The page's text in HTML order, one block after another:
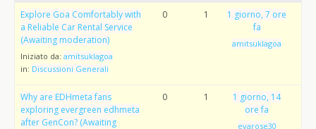
Explore Goa Comfortably with
a Reliable Car Rental Service
(Awaiting moderation)
Iniziato da: amitsuklagoa
in: Discussioni Generali
0 1
1 giorno, 7 ore
fa
amitsuklagoa
Why are EDHmeta fans
exploring evergreen edhmeta
after GenCon? (Awaiting
0 1
1 giorno, 14
ore fa
evarose30